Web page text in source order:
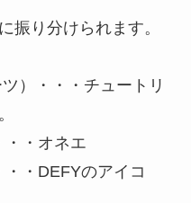
振り分けられます。
）・・・チュートリ
・・オネエ
・・DEFYのアイコ